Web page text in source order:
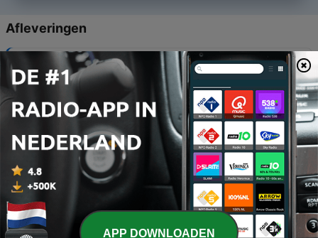
Afleveringen
31 mrt. 2021
17 - Verwijderde scene
16 - Aflevering 15: Een mausoleum voor Bach
31 mrt. 2021
Aflevering 14: Het Reichs - Bach - Fest
05 mrt. 2021
APP DOWNLOADEN